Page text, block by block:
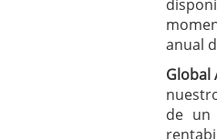
anual
Global
de un